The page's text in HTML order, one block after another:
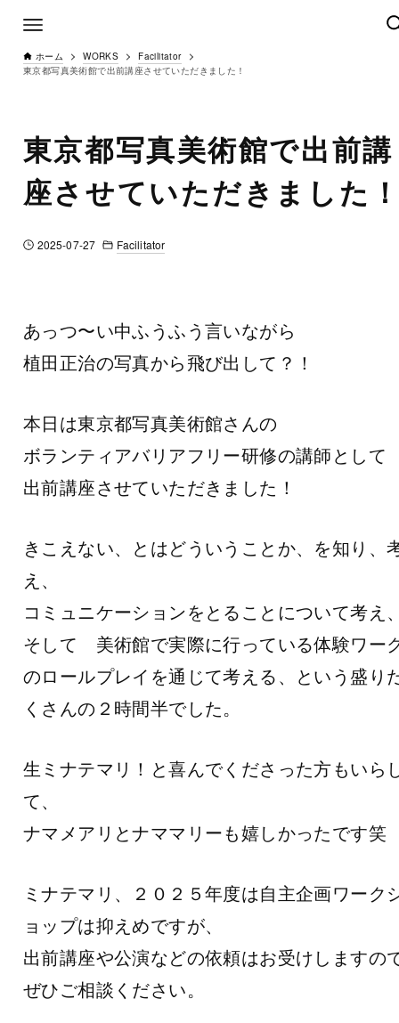
ホーム WORKS
Facilitator
東京都写真美術館で出前講座させていただきました！
東京都写真美術館で出前講
座させていただきました
2025-07-27 Facilitator
あっつ〜い中ふうふう言いながら
植田正治の写真から飛び出して？！
本日は東京都写真美術館さんの
ボランティアバリアフリー研修の講師として
出前講座させていただきました！
きこえない、とはどういうことか、を知り、
え、
コミュニケーションをとることについて考え
そして 美術館で実際に行っている体験ワー
のロールプレイを通じて考える、という盛り
くさんの２時間半でした。
生ミナテマリ！と喜んでくださった方もいら
て、
ナマメアリとナママリーも嬉しかったです笑
ミナテマリ、２０２５年度は自主企画ワーク
ョップは抑えめですが、
出前講座や公演などの依頼はお受けしますの
ぜひご相談ください。